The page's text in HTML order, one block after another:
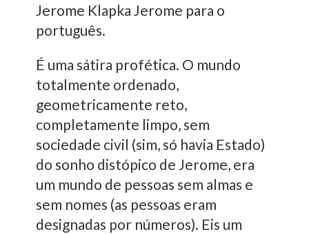
Jerome Klapka Jerome para o
português.
É uma sátira profética. O mundo
totalmente ordenado,
geometricamente reto,
completamente limpo, sem
sociedade civil (sim, só havia Estado)
do sonho distópico de Jerome, era
um mundo de pessoas sem almas e
sem nomes (as pessoas eram
designadas por números). Eis um